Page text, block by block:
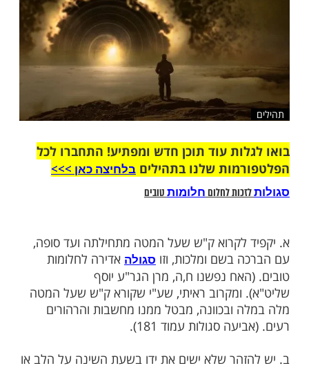
שלח לחבר
עוד תוכן חדש ומפתיע! התחברו לכל
שלנו בתהיליםבלחיצה כאן >>>​
לחלוםחלומותטובים